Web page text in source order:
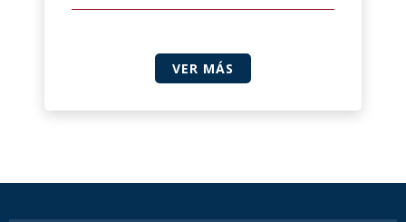
VER MÁS